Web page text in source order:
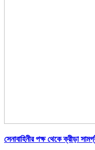
সেনাবাহিনীর পক্ষ থেকে ক্রীড়া